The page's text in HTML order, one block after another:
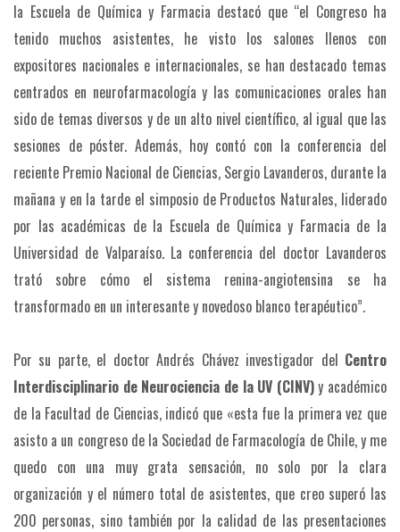
la Escuela de Química y Farmacia destacó que “el Congreso ha
tenido muchos asistentes, he visto los salones llenos con
expositores nacionales e internacionales, se han destacado temas
centrados en neurofarmacología y las comunicaciones orales han
sido de temas diversos y de un alto nivel científico, al igual que las
sesiones de póster. Además, hoy contó con la conferencia del
reciente Premio Nacional de Ciencias, Sergio Lavanderos, durante la
mañana y en la tarde el simposio de Productos Naturales, liderado
por las académicas de la Escuela de Química y Farmacia de la
Universidad de Valparaíso. La conferencia del doctor Lavanderos
trató sobre cómo el sistema renina-angiotensina se ha
transformado en un interesante y novedoso blanco terapéutico”.
Por su parte, el doctor Andrés Chávez investigador del Centro
Interdisciplinario de Neurociencia de la UV (CINV)y académico
de la Facultad de Ciencias, indicó que «esta fue la primera vez que
asisto a un congreso de la Sociedad de Farmacología de Chile, y me
quedo con una muy grata sensación, no solo por la clara
organización y el número total de asistentes, que creo superó las
200 personas, sino también por la calidad de las presentaciones